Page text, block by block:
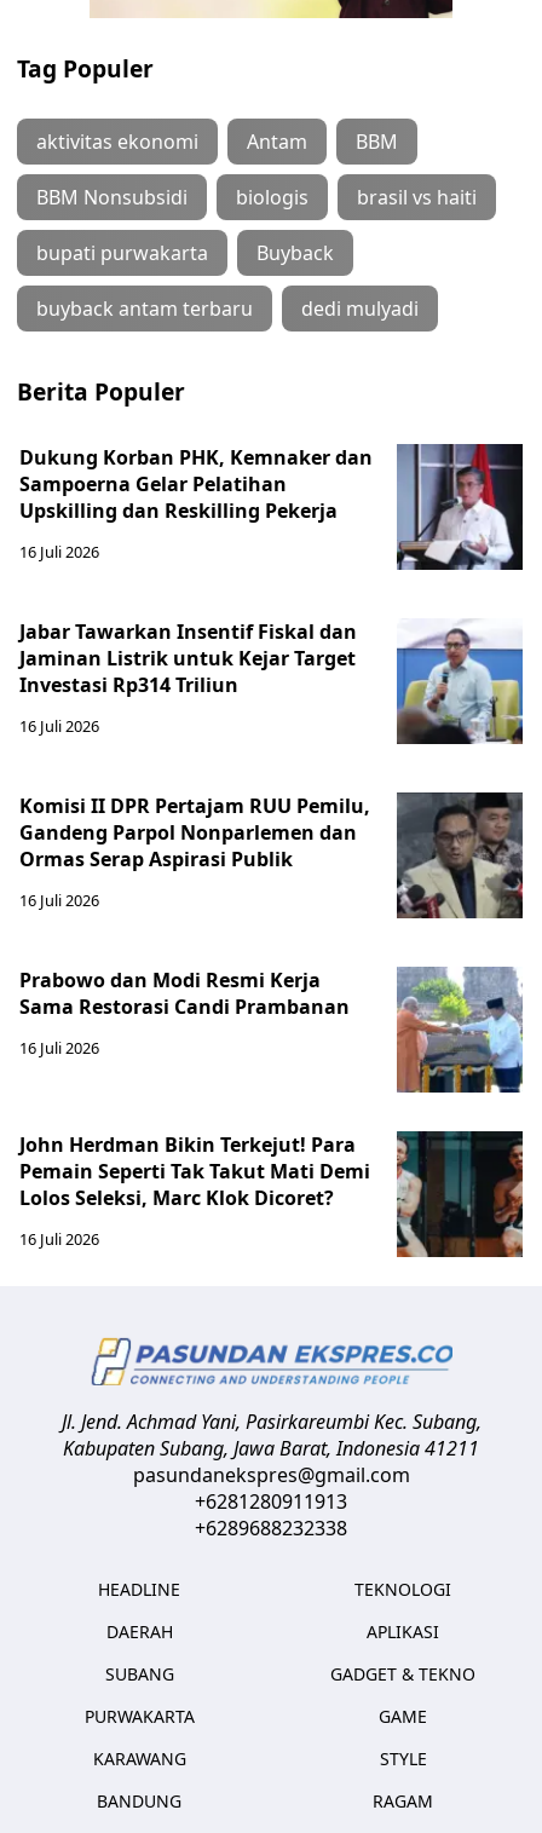
Tag Populer
aktivitas ekonomi Antam BBM
BBM Nonsubsidi biologis brasil vs haiti
bupati purwakarta Buyback
buyback antam terbaru dedi mulyadi
Berita Populer
Dukung Korban PHK, Kemnaker dan
Sampoerna Gelar Pelatihan
Upskilling dan Reskilling Pekerja
16 Juli 2026
Jabar Tawarkan Insentif Fiskal dan
Jaminan Listrik untuk Kejar Target
Investasi Rp314 Triliun
16 Juli 2026
Komisi II DPR Pertajam RUU Pemilu,
Gandeng Parpol Nonparlemen dan
Ormas Serap Aspirasi Publik
16 Juli 2026
Prabowo dan Modi Resmi Kerja
Sama Restorasi Candi Prambanan
16 Juli 2026
John Herdman Bikin Terkejut! Para
Pemain Seperti Tak Takut Mati Demi
Lolos Seleksi, Marc Klok Dicoret?
16 Juli 2026
Jl. Jend. Achmad Yani, Pasirkareumbi Kec. Subang,
Kabupaten Subang, Jawa Barat,Indonesia41211
pasundanekspres@gmail.com
+6281280911913
+6289688232338
HEADLINE
DAERAH
SUBANG
PURWAKARTA
KARAWANG
BANDUNG
TEKNOLOGI
APLIKASI
GADGET & TEKNO
GAME
STYLE
RAGAM